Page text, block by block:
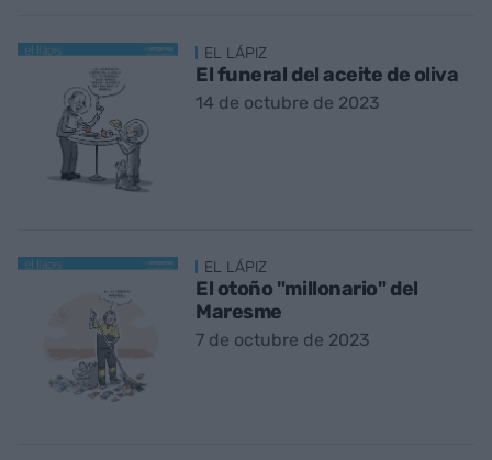
EL LÁPIZ
El funeral del aceite de oliva
14 de octubre de 2023
EL LÁPIZ
El otoño "millonario" del
Maresme
7 de octubre de 2023